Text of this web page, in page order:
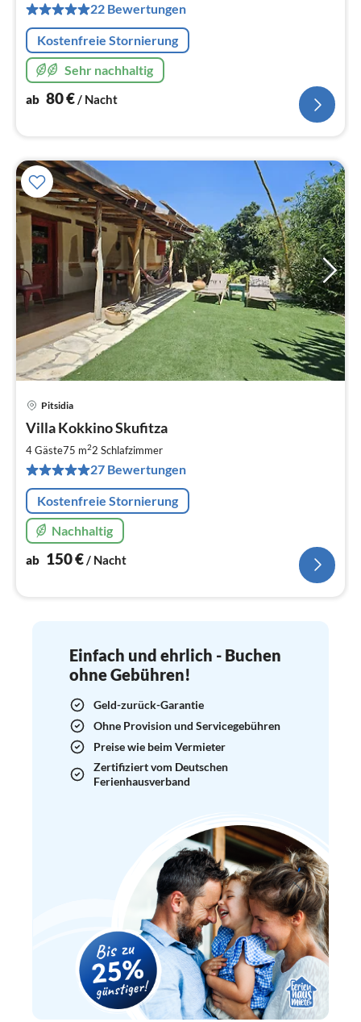
22 Bewertungen
Kostenfreie Stornierung
Sehr nachhaltig
ab 80€/ Nacht
Pitsidia
Villa Kokkino Skufitza
4 Gäste75 m22 Schlafzimmer
27 Bewertungen
Kostenfreie Stornierung
Nachhaltig
ab 150€/ Nacht
Einfach und ehrlich - Buchen
ohne Gebühren!
Geld-zurück-Garantie
Ohne Provision und Servicegebühren
Preise wie beim Vermieter
Zertifiziert vom Deutschen
Ferienhausverband